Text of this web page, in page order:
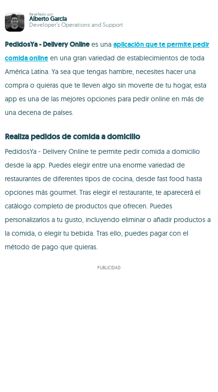
Reseñado por
Alberto García
Developer’s Operations and Support
PedidosYa - Delivery Online es una aplicación que te permite pedir
comida online en una gran variedad de establecimientos de toda
América Latina. Ya sea que tengas hambre, necesites hacer una
compra o quieras que te lleven algo sin moverte de tu hogar, esta
app es una de las mejores opciones para pedir online en más de
una decena de países.
Realiza pedidos de comida a domicilio
PedidosYa - Delivery Online te permite pedir comida a domicilio
desde la app. Puedes elegir entre una enorme variedad de
restaurantes de diferentes tipos de cocina, desde fast food hasta
opciones más gourmet. Tras elegir el restaurante, te aparecerá el
catálogo completo de productos que ofrecen. Puedes
personalizarlos a tu gusto, incluyendo eliminar o añadir productos a
la comida, o elegir tu bebida. Tras ello, puedes pagar con el
método de pago que quieras.
PUBLICIDAD